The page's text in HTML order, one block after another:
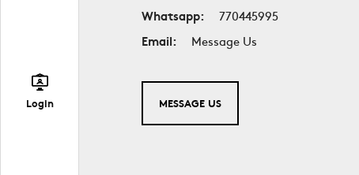
Login
Whatsapp:
770445995
Email:
Message Us
MESSAGE US